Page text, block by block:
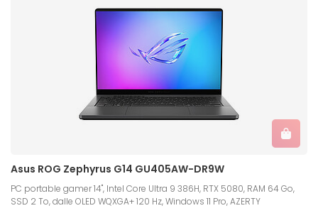
Asus ROG Zephyrus G14 GU405AW-DR9W
PC portable gamer 14", Intel Core Ultra 9 386H, RTX 5080, RAM 64 Go,
SSD 2 To, dalle OLED WQXGA+ 120 Hz, Windows 11 Pro, AZERTY